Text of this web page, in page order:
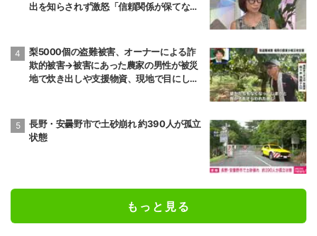
出を知らされず激怒「信頼関係が保てない
梨5000個の盗難被害、オーナーによる詐
欺的被害→被害にあった農家の男性が被災
地で炊き出しや支援物資、現地で目にし
長野・安曇野市で土砂崩れ 約390人が孤立
状態
もっと見る